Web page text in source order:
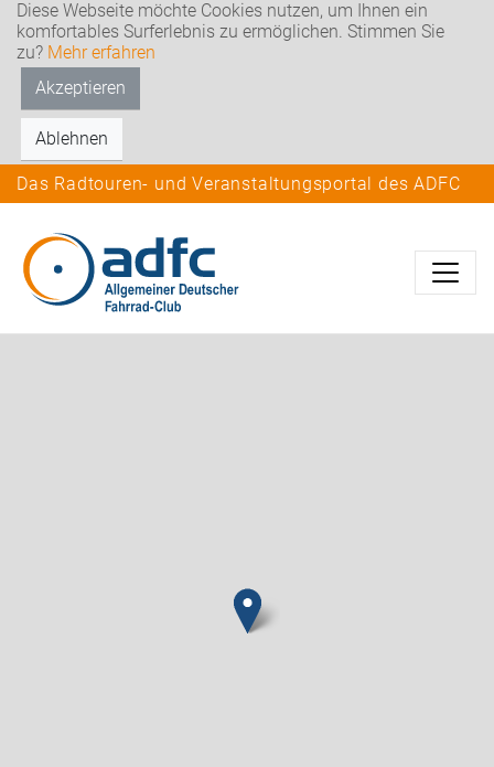
Diese Webseite möchte Cookies nutzen, um Ihnen ein
komfortables Surferlebnis zu ermöglichen. Stimmen Sie
zu? Mehr erfahren
Akzeptieren
Ablehnen
Das Radtouren- und Veranstaltungsportal des ADFC